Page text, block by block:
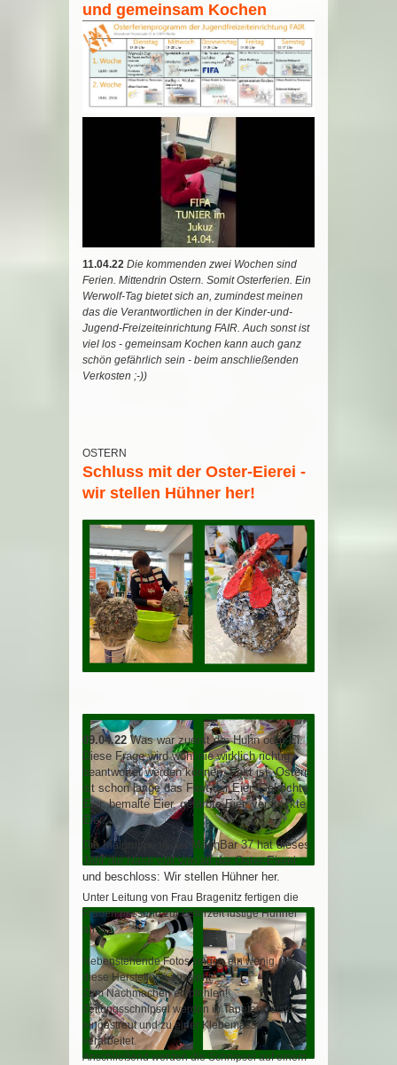
und gemeinsam Kochen
11.04.22 Die kommenden zwei Wochen sind
Ferien. Mittendrin Ostern. Somit Osterferien. Ein
Werwolf-Tag bietet sich an, zumindest meinen
das die Verantwortlichen in der Kinder-und-
Jugend-Freizeiteinrichtung FAIR. Auch sonst ist
viel los - gemeinsam Kochen kann auch ganz
schön gefährlich sein - beim anschließenden
Verkosten ;-))
OSTERN
Schluss mit der Oster-Eierei -
wir stellen Hühner her!
09.04.22Was war zuerst da: Huhn oder Ei.
Diese Frage wird wohl nie wirklich richtig
beantwortet werden können. Fakt ist, Ostern
ist schon lange das Fest der Eier. Gekochte
Eier, bemalte Eier, gefärbte Eier, versteckte
Eier.
Die Malgruppe in der MachBar 37 hat dieses
Jahr die Nase voll von all der Oster-Eierei
und beschloss: Wir stellen Hühner her.
Unter Leitung von Frau Bragenitz fertigen die
Frauen passend zur Osterzeit lustige Hühner
an.
Nebenstehende Fotos zeigen ein wenig, wie
diese Herstellung aussieht.
Zum Nachmachen empfohlen!
Zeitungsschnipsel werden in Tapetenkleister
eingestreut und zu einer Klebemasse
verarbeitet.
Anschließend werden die Schnipsel auf einem